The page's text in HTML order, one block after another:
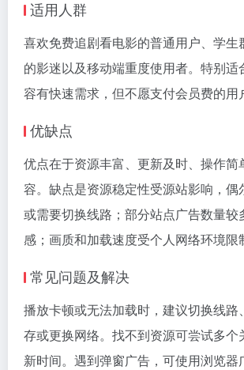
适用人群
喜欢免费追剧看电影的普通用户、学生
的影迷以及移动端重度使用者。特别适
容有快速需求，但不愿支付会员费的用
优缺点
优点在于资源丰富、更新及时、操作简
容。缺点是资源稳定性受源站影响，偶
或需要切换线路；部分站点广告数量较
感；画质和加载速度受个人网络环境限
常见问题及解决
播放卡顿或无法加载时，建议切换线路
存或更换网络。找不到资源可尝试多个
新时间。遇到弹窗广告，可使用浏览器